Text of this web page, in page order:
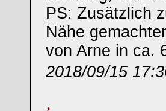
PS: Zusätzlich
Nähe
von Arne in ca.
2018/09/15